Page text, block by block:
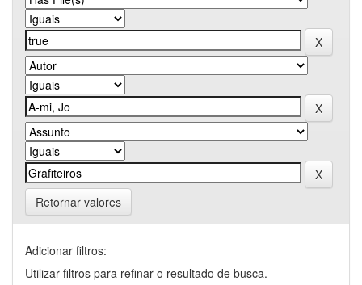
Retornar valores
Adicionar filtros:
Utilizar filtros para refinar o resultado de busca.